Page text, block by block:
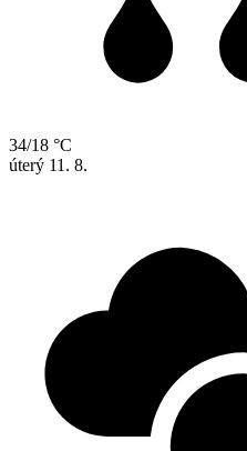
34/18 °C
úterý 11. 8.